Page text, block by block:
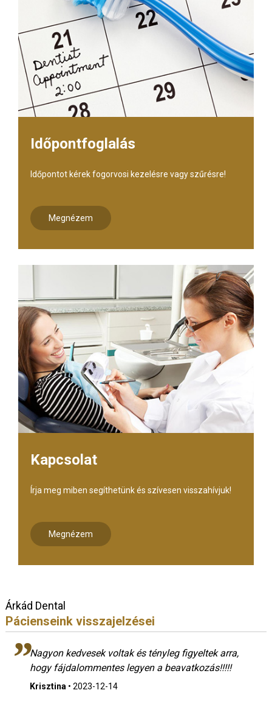
Időpontfoglalás
Időpontot kérek fogorvosi kezelésre vagy szűrésre!
Megnézem
Kapcsolat
Írja meg miben segíthetünk és szívesen visszahívjuk!
Megnézem
Árkád Dental
Pácienseink visszajelzései
Nagyon kedvesek voltak és tényleg figyeltek arra,
hogy fájdalommentes legyen a beavatkozás!!!!!
Krisztina • 2023-12-14